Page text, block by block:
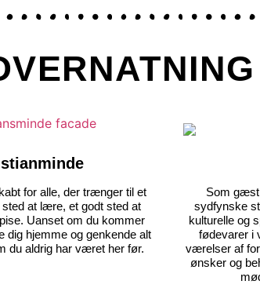
for alle, der trænger til et
at lære, et godt sted at
Uanset om du kommer
dig hjemme og genkende alt
du aldrig har været her før.
Som gæst
sydfynske
kulturelle og
fødevarer i
værelser af
ønsker og